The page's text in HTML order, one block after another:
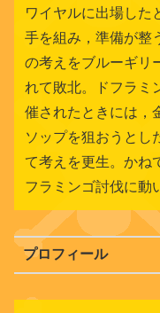
ワイヤルに出場した
手を組み，準備が整
の考えをブルーギリ
れて敗北。ドフラミ
催されたときには，
ソップを狙おうと
て考えを更生。かね
フラミンゴ討伐に動
プロフィール